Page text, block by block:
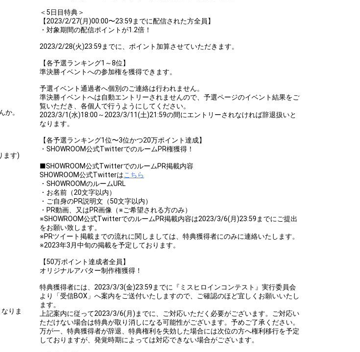
！
Comments
You can post comments. Please refrain from posting comments that may offend performers or
Close
か。
ます)
りま
＜5日目特典＞
【2023/2/27(月)00:00〜23:59までに配信された方全員】
・対象期間の配信ポイントが1.2倍！
2023/2/28(火)23:59までに、ポイント加算させていただきます。
【各予選ランキング1～8位】
準決勝イベントへの参加権を獲得できます。
予選イベント通過者へ個別のご連絡は行われません。
準決勝イベントへは自動エントリーされませんので、予選ページのイベント結果をご
覧いただき、各個人で行うようにしてください。
2023/3/1(水)18:00～2023/3/11(土)21:59の間にエントリーされなければ辞退扱いと
なります。
【各予選ランキング1位〜3位かつ20万ポイント達成】
・SHOWROOM公式TwitterでのルームPR権獲得！
■SHOWROOM公式TwitterでのルームPR掲載内容
SHOWROOM公式Twitterはこちら
・SHOWROOMのルームURL
・お名前（20文字以内）
・ご自身のPR説明文（50文字以内）
・PR動画、又はPR画像（※ご希望される方のみ）
※SHOWROOM公式TwitterでのルームPR掲載内容は2023/3/6(月)23:59までにご提出
をお願い致します。
※PRツイート掲載までの流れに関しましては、特典獲得者にのみに連絡いたします。
※2023年3月中旬の掲載を予定しております。
【50万ポイント達成者全員】
オリジナルアバター制作権獲得！
特典獲得者には、2023/3/3(金)23:59までに『ミスヒロインコンテスト』実行委員会
より「受信BOX」へ案内をご送付いたしますので、ご確認のほど宜しくお願いいたし
ます。
上記案内に従って2023/3/6(月)までに、ご対応いただく必要がございます。ご対応い
ただけない場合は特典が取り消しになる可能性がございます。予めご了承ください。
万が一、特典獲得者が辞退、特典権利を失効した場合には次位の方へ権利移行を予定
しておりますが、発覚時期によっては対応できない場合がございます。